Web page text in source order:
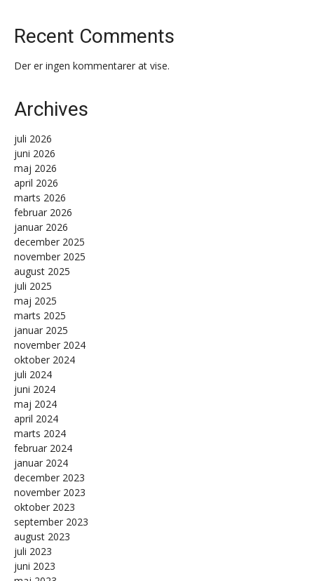
Recent Comments
Der er ingen kommentarer at vise.
Archives
juli 2026
juni 2026
maj 2026
april 2026
marts 2026
februar 2026
januar 2026
december 2025
november 2025
august 2025
juli 2025
maj 2025
marts 2025
januar 2025
november 2024
oktober 2024
juli 2024
juni 2024
maj 2024
april 2024
marts 2024
februar 2024
januar 2024
december 2023
november 2023
oktober 2023
september 2023
august 2023
juli 2023
juni 2023